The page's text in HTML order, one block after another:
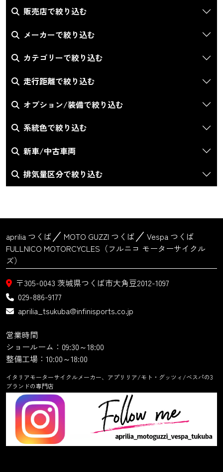
販売店で絞り込む
メーカーで絞り込む
カテゴリーで絞り込む
走行距離で絞り込む
オプション/装備で絞り込む
系統色で絞り込む
新車/中古車両
排気量区分で絞り込む
aprilia つくば MOTO GUZZI つくば
Vespa つくば
FULLNICO MOTORCYCLES（フルニコ モーターサイクル
ズ）
〒305-0043 茨城県つくば市大角豆2012-1097
029-886-9177
aprilia_tsukuba@infinisports.co.jp
営業時間
ショールーム：09:30～18:00
整備工場：10:00～18:00
イタリアモーターサイクルメーカー、アプリリア/モト・グッツィ/ベスパの3
ブランドの専門店